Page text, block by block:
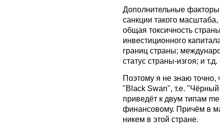
Дополнительные
санкции такого масштаба,
общая токсичность
инвестиционного
границ страны;
статус страны-изгоя; и
Поэтому я не знаю точно,
"Black Swan", т.е.
приведёт к двум типам
финансовому. Причём в
никем в этой стране.